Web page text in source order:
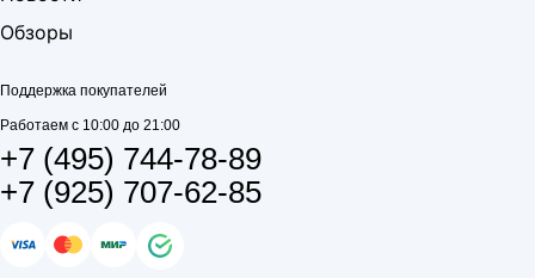
Обзоры
Поддержка покупателей
Работаем с 10:00 до 21:00
+7 (495) 744-78-89
+7 (925) 707-62-85